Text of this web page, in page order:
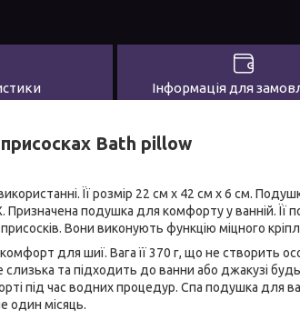
Інформація для
Bath pillow
Її розмір 22 см х 42 см х 6 см.
Призначена подушка для комфорту у ванній. Її
Вони виконують функцію міцного
для шиї. Вага її 370 г, що не створить
та підходить до ванни або джакузі
під час водних процедур. Спа подушка для
один місяць.